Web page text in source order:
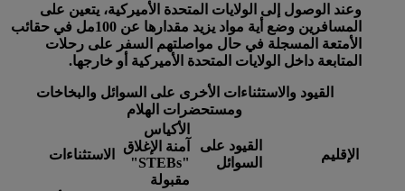
وعند الوصول إلى الولايات المتحدة الأميركية، يتعين على
المسافرين وضع أية مواد يزيد مقدارها عن 100مل في حقائب
الأمتعة المسجلة في حال مواصلتهم السفر على رحلات
المتابعة داخل الولايات المتحدة الأميركية أو خارجها.
القيود والاستثناءات الأخرى على السوائل والبخاخات
ومستحضرات الهلام
الإقليم
القيود على
السوائل
الأكياس
آمنة الإغلاق
"STEBs"
مقبولة
الاستثناءات